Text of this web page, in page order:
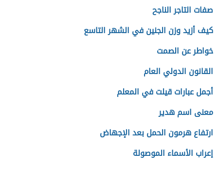
صفات التاجر الناجح
كيف أزيد وزن الجنين في الشهر التاسع
خواطر عن الصمت
القانون الدولي العام
أجمل عبارات قيلت في المعلم
معنى اسم هدير
ارتفاع هرمون الحمل بعد الإجهاض
إعراب الأسماء الموصولة